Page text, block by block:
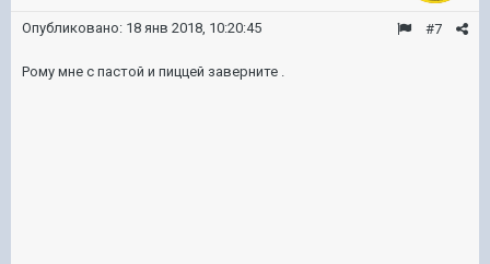
#7
Опубликовано: 18 янв 2018, 10:20:45
Рому мне с пастой и пиццей заверните .